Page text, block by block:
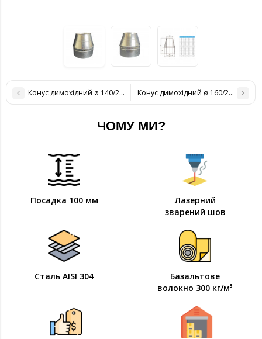
Конус димохідний ø 140/200 нерж / оцинк 0,6 мм
Конус димохідний ø 160/220 нерж
ЧОМУ МИ?
Посадка 100 мм
Лазерний
зварений шов
Сталь AISI 304
Базальтове
волокно 300 кг/м³